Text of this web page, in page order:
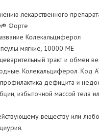
лекарственного
Форте
Колекальциферол
мягкие, 10000 МЕ
тракт и обмен
Колекальциферол. Kод
дефицита и
избыточной массой
веществу или